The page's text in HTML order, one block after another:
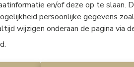
en/of deze op te slaan.
persoonlijke gegevens
wijzigen onderaan de pagina via
.
Login